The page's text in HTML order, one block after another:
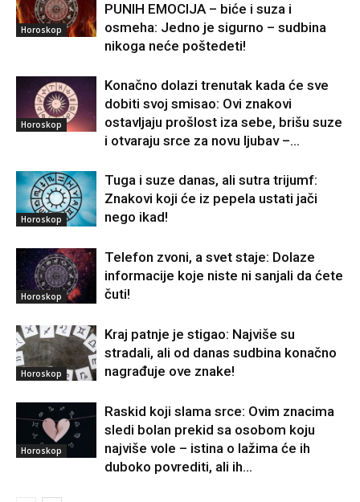
Horoskop
PUNIH EMOCIJA – biće i suza i
osmeha: Jedno je sigurno – sudbina
nikoga neće poštedeti!
Horoskop
Konačno dolazi trenutak kada će sve
dobiti svoj smisao: Ovi znakovi
ostavljaju prošlost iza sebe, brišu suze
i otvaraju srce za novu ljubav –...
Horoskop
Tuga i suze danas, ali sutra trijumf:
Znakovi koji će iz pepela ustati jači
nego ikad!
Horoskop
Telefon zvoni, a svet staje: Dolaze
informacije koje niste ni sanjali da ćete
čuti!
Horoskop
Kraj patnje je stigao: Najviše su
stradali, ali od danas sudbina konačno
nagrađuje ove znake!
Horoskop
Raskid koji slama srce: Ovim znacima
sledi bolan prekid sa osobom koju
najviše vole – istina o lažima će ih
duboko povrediti, ali ih...